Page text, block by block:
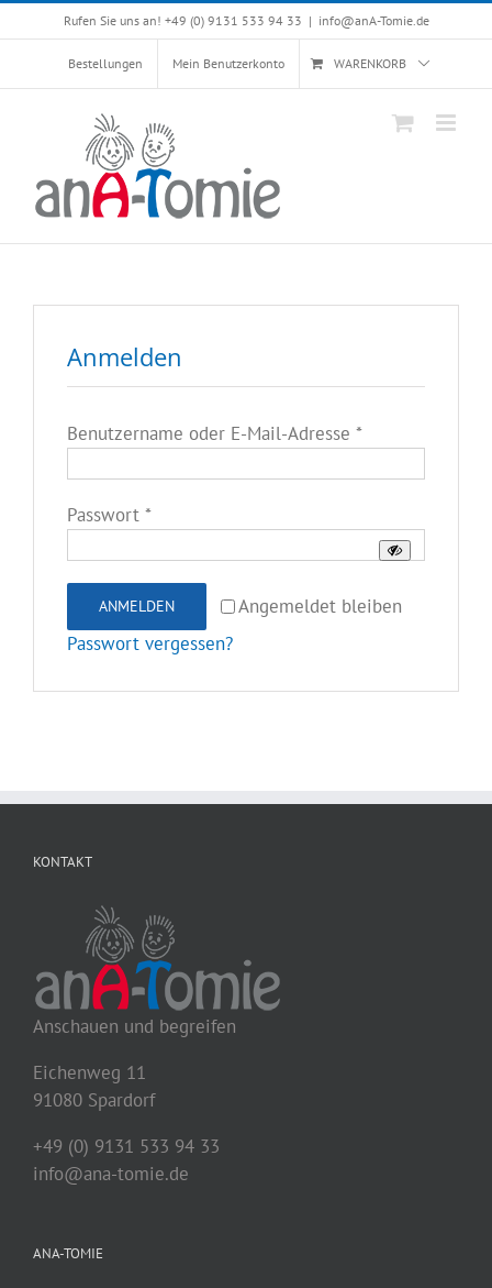
to
Rufen Sie uns an! +49 (0) 9131 533 94 33 | info@anA-Tomie.de
Bestellungen Mein Benutzerkonto WARENKORB
Anmelden
Benutzername oder E-Mail-Adresse *Erforderlich
Passwort *Erforderlich
Angemeldet bleiben
ANMELDEN
Passwort vergessen?
KONTAKT
Anschauen und begreifen
Eichenweg 11
91080 Spardorf
+49 (0) 9131 533 94 33
info@ana-tomie.de
ANA-TOMIE